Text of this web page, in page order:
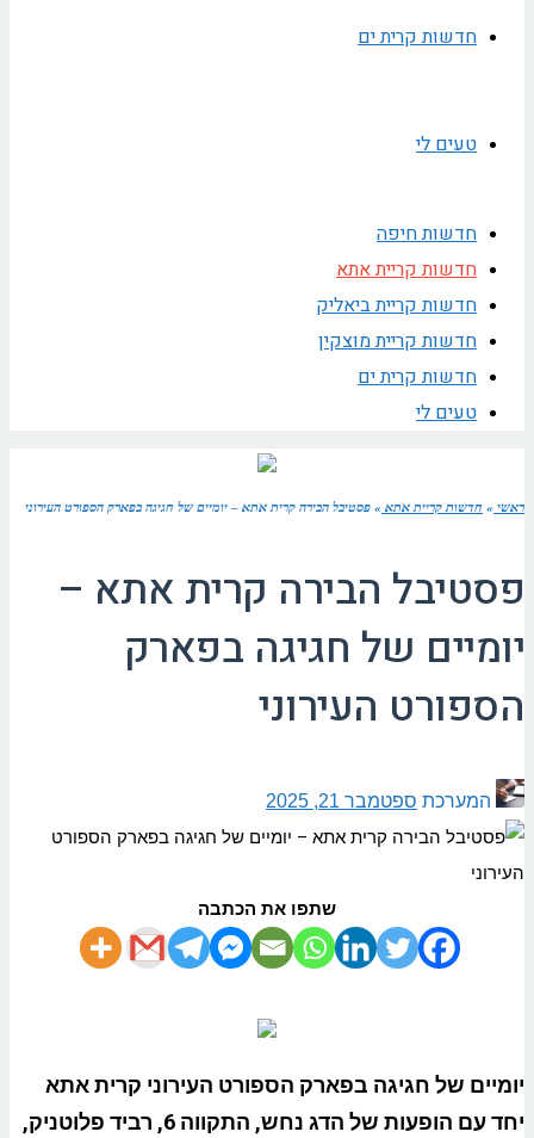
חדשות קרית ים
טעים לי
חדשות חיפה
חדשות קריית אתא
חדשות קריית ביאליק
חדשות קריית מוצקין
חדשות קרית ים
טעים לי
ראשי » חדשות קריית אתא » פסטיבל הבירה קרית אתא – יומיים של חגיגה בפארק הספורט העירוני
פסטיבל הבירה קרית אתא –
יומיים של חגיגה בפארק
הספורט העירוני
המערכת ספטמבר 21, 2025
שתפו את הכתבה
יומיים של חגיגה בפארק הספורט העירוני קרית אתא
יחד עם הופעות של הדג נחש, התקווה 6, רביד פלוטניק,